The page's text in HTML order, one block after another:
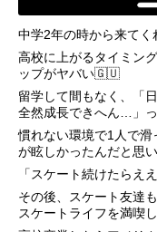
中学2年の時から来てく
高校に上がるタイミン
ップがヤバい🇬🇺
留学して間もなく、「
全然成長できへん…」っ
慣れない環境で1人で
が眩しかったんだと思い
「スケート続けたらえ
その後、スケート友達
スケートライフを満喫